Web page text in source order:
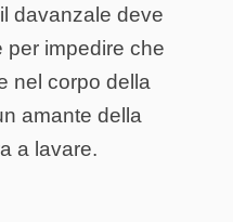
davanzale deve
per impedire che
nel corpo della
amante della
a lavare.